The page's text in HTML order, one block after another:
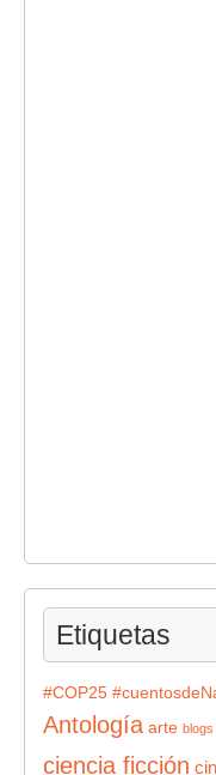
Etiquetas
#COP25
Antología arte blogs
ciencia ficción